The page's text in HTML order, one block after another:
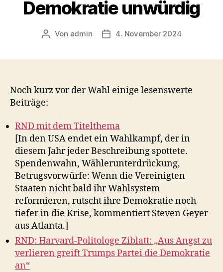
Demokratie unwürdig
Beitragsautor
Von admin Veröffentlichungsdatum
4. November 2024
Noch kurz vor der Wahl einige lesenswerte
Beiträge:
RND mit dem Titelthema
[In den USA endet ein Wahlkampf, der in
diesem Jahr jeder Beschreibung spottete.
Spendenwahn, Wählerunterdrückung,
Betrugsvorwürfe: Wenn die Vereinigten
Staaten nicht bald ihr Wahlsystem
reformieren, rutscht ihre Demokratie noch
tiefer in die Krise, kommentiert Steven Geyer
aus Atlanta.]
RND: Harvard-Politologe Ziblatt: „Aus Angst zu
verlieren greift Trumps Partei die Demokratie
an“